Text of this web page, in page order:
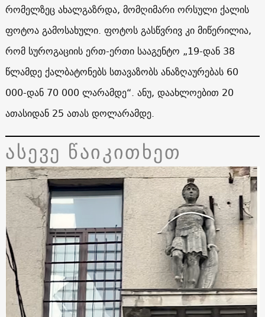
რომელზეც ახალგაზრდა, მომღიმარი ორსული ქალის
ფოტოა გამოსახული. ფოტოს გასწვრივ კი მიწერილია,
რომ სუროგაციის ერთ-ერთი სააგენტო „19-დან 38
წლამდე ქალბატონებს სთავაზობს ანაზღაურებას 60
000-დან 70 000 ლარამდე“. ანუ, დაახლოებით 20
ათასიდან 25 ათას დოლარამდე.
ასევე წაიკითხეთ